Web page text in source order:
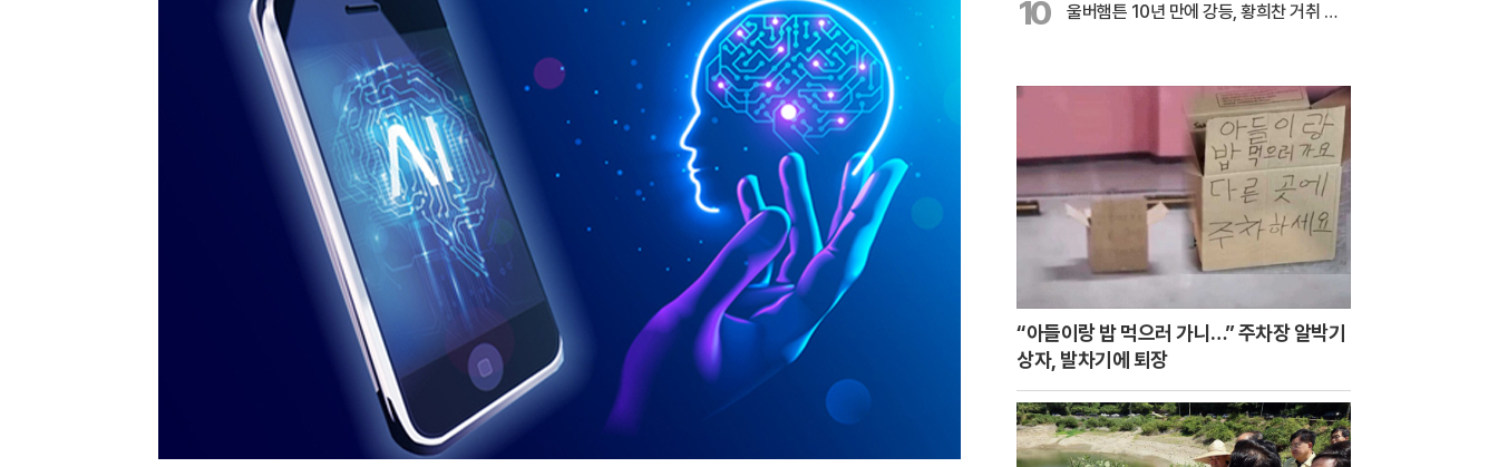
10 울버햄튼 10년 만에 강등, 황희찬 거취 불
“아들이랑 밥 먹으러 가니…” 주차장 알박기
상자, 발차기에 퇴장